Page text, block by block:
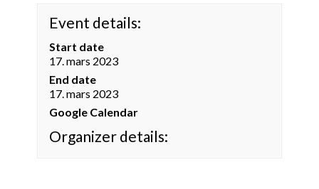
Event details:
Start date
17. mars 2023
End date
17. mars 2023
Google Calendar
Organizer details: